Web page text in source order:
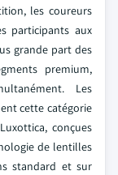
les coureurs
participants aux
grande part des
premium,
Les
cette catégorie
conçues
de lentilles
standard et sur